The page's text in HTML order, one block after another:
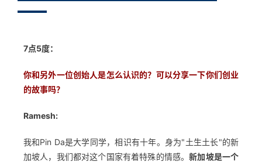
7点5度：
你和另外一位创始人是怎么认识的？可以分享一下你们创业
的故事吗？
Ramesh:
我和Pin Da是大学同学，相识有十年。身为"土生土长"的新
加坡人，我们都对这个国家有着特殊的情感。新加坡是一个